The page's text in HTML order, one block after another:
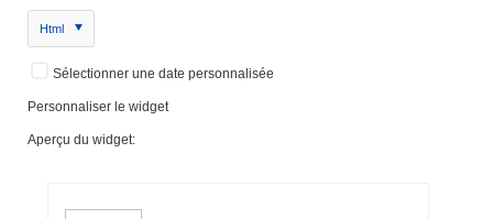
Html
Sélectionner une date personnalisée
Personnaliser le widget
Aperçu du widget: